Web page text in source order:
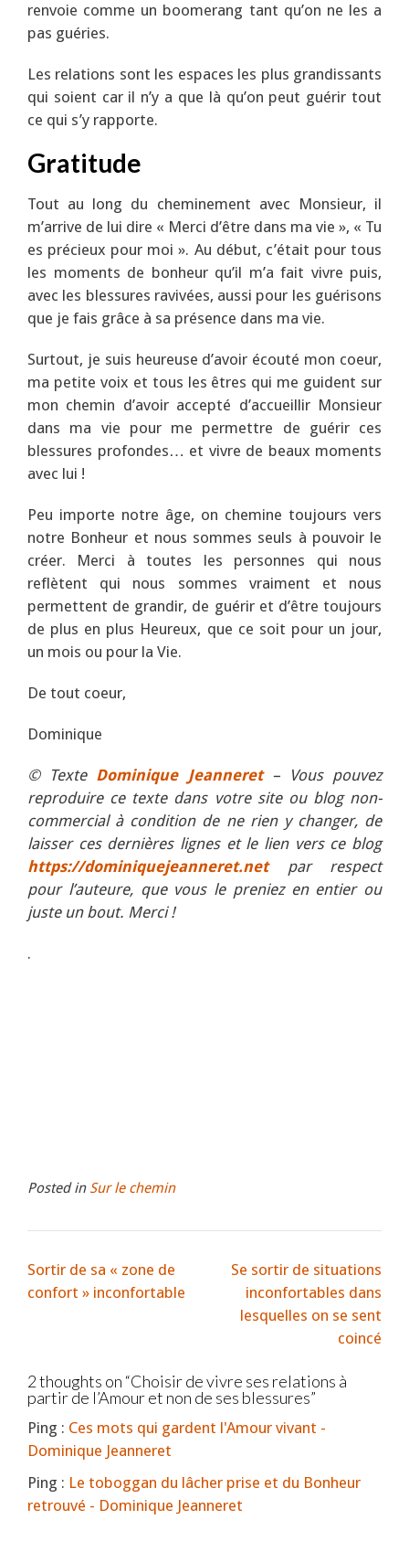
renvoie comme un boomerang tant qu’on ne les a
pas guéries.
Les relations sont les espaces les plus grandissants
qui soient car il n’y a que là qu’on peut guérir tout
ce qui s’y rapporte.
Gratitude
Tout au long du cheminement avec Monsieur, il
m’arrive de lui dire « Merci d’être dans ma vie », « Tu
es précieux pour moi ». Au début, c’était pour tous
les moments de bonheur qu’il m’a fait vivre puis,
avec les blessures ravivées, aussi pour les guérisons
que je fais grâce à sa présence dans ma vie.
Surtout, je suis heureuse d’avoir écouté mon coeur,
ma petite voix et tous les êtres qui me guident sur
mon chemin d’avoir accepté d’accueillir Monsieur
dans ma vie pour me permettre de guérir ces
blessures profondes… et vivre de beaux moments
avec lui !
Peu importe notre âge, on chemine toujours vers
notre Bonheur et nous sommes seuls à pouvoir le
créer. Merci à toutes les personnes qui nous
reflètent qui nous sommes vraiment et nous
permettent de grandir, de guérir et d’être toujours
de plus en plus Heureux, que ce soit pour un jour,
un mois ou pour la Vie.
De tout coeur,
Dominique
© Texte Dominique Jeanneret– Vous pouvez
reproduire ce texte dans votre site ou blog non-
commercial à condition de ne rien y changer, de
laisser ces dernières lignes et le lien vers ce blog
https://dominiquejeanneret.netpar respect
pour l’auteure, que vous le preniez en entier ou
juste un bout. Merci !
.
Posted in Sur le chemin
Sortir de sa « zone de
confort » inconfortable
Se sortir de situations
inconfortables dans
lesquelles on se sent
coincé
2 thoughts on “Choisir de vivre ses relations à
partir de l’Amour et non de ses blessures”
Ping : Ces mots qui gardent l'Amour vivant -
Dominique Jeanneret
Ping : Le toboggan du lâcher prise et du Bonheur
retrouvé - Dominique Jeanneret